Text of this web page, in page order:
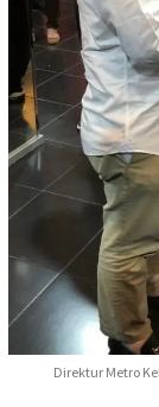
Direktur Metro